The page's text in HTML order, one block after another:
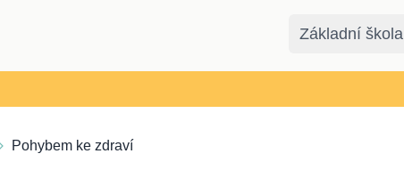
Základní škola
Pohybem ke zdraví